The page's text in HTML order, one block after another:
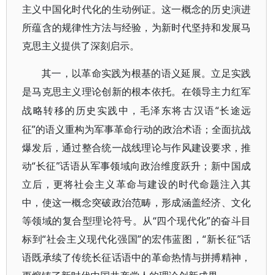
主义中国化时代化的生动例证。这一概念的历史演进
所蕴含的规律性方法与经验，为新时代坚持和发展马
克思主义提供了深刻启示。
其一，以革命实践为根基的语义延展。立足实践
是马克思主义理论创新的根本依托。在领导主力红军
战略转移的历史实践中，毛泽东将古汉语“长途远
征”的语义重构为军事革命行动的政治术语；全面抗战
爆发后，通过整合统一战线理论与作风建设要求，推
动“长征”话语从军事领域向政治维度跃升；新中国成
立后，更将社会主义革命与建设的时代命题注入其
中，使这一概念突破政治范畴，形成涵盖经济、文化
等领域的复合型理论符号。从“四个现代化”的奋斗目
标到“社会主义现代化强国”的宏伟蓝图，“新长征”话
语既承续了传统长征话语中的革命热情与拼搏精神，